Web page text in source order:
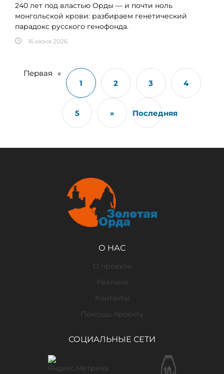
240 лет под властью Орды — и почти ноль
монгольской крови: разбираем генетический
парадокс русского генофонда.
16 июня 2026
Первая
«
1
2 3 4
5 » Последняя
О НАС
О проекте
Реклама
Контакты
Помощь проекту
СОЦИАЛЬНЫЕ СЕТИ